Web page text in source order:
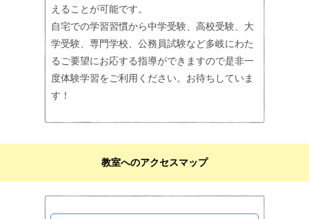
えることが可能です。
自宅での学習習慣から中学受験、高校受験、大
学受験、専門学校、公務員試験など多岐にわた
るご要望にお応する指導ができますので是非一
度体験学習をご利用ください。お待ちしていま
す！
教室へのアクセスマップ